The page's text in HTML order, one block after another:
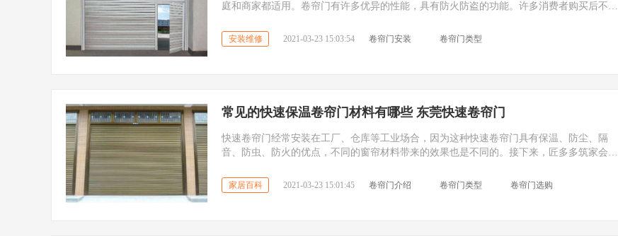
庭和商家都适用。卷帘门有许多优异的性能，具有防火防盗的功能。许多消费者购买后不知
安装维修 2021-03-23 15:03:54 卷帘门安装 卷帘门类型
常见的快速保温卷帘门材料有哪些 东莞快速卷帘门
快速卷帘门经常安装在工厂、仓库等工业场合，因为这种快速卷帘门具有保温、防尘、隔
音、防虫、防火的优点，不同的窗帘材料带来的效果也是不同的。接下来，匠多多筑家会给
家居百科 2021-03-23 15:01:45 卷帘门介绍 卷帘门类型 卷帘门选购